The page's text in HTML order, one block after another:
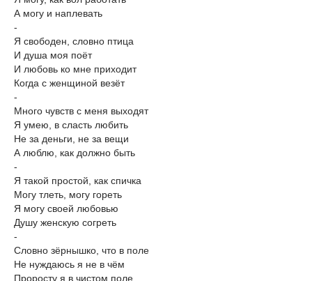
А могу и наплевать
-
Я свободен, словно птица
И душа моя поёт
И любовь ко мне приходит
Когда с женщиной везёт
-
Много чувств с меня выходят
Я умею, в сласть любить
Не за деньги, не за вещи
А люблю, как должно быть
-
Я такой простой, как спичка
Могу тлеть, могу гореть
Я могу своей любовью
Душу женскую согреть
-
Словно зёрнышко, что в поле
Не нуждаюсь я не в чём
Проросту я в чистом поле